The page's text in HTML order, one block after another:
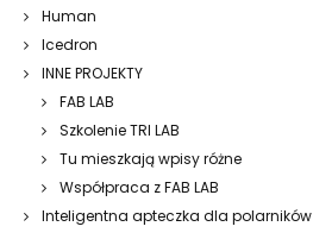
Human
Icedron
INNE PROJEKTY
FAB LAB
Szkolenie TRI LAB
Tu mieszkają wpisy różne
Współpraca z FAB LAB
Inteligentna apteczka dla polarników